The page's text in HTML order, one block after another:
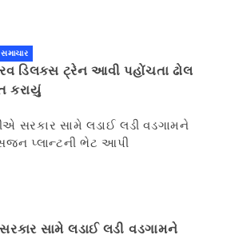
ડિલક્સ ટ્રેન આવી પહોંચતા ઢોલ
કરાયું
સામે લડાઈ લડી વડગામને